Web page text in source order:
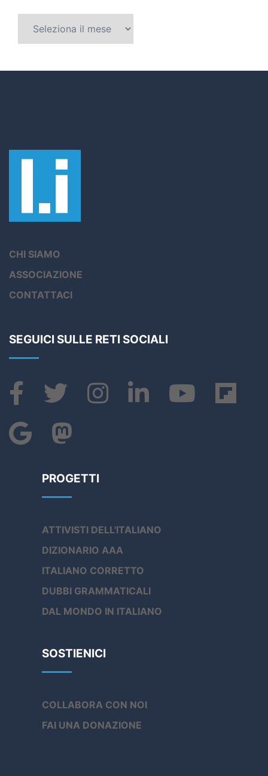
CHI SIAMO
ASSOCIAZIONE
CONTATTACI
SEGUICI SULLE RETI SOCIALI
PROGETTI
ATTIVISTI DELL'ITALIANO
DIZIONARIO AAA
ITALIANO CORRETTO
DUBBI GRAMMATICALI
DAL MONDO IN ITALIANO
SOSTIENICI
COLLABORA CON NOI
FAI UNA DONAZIONE